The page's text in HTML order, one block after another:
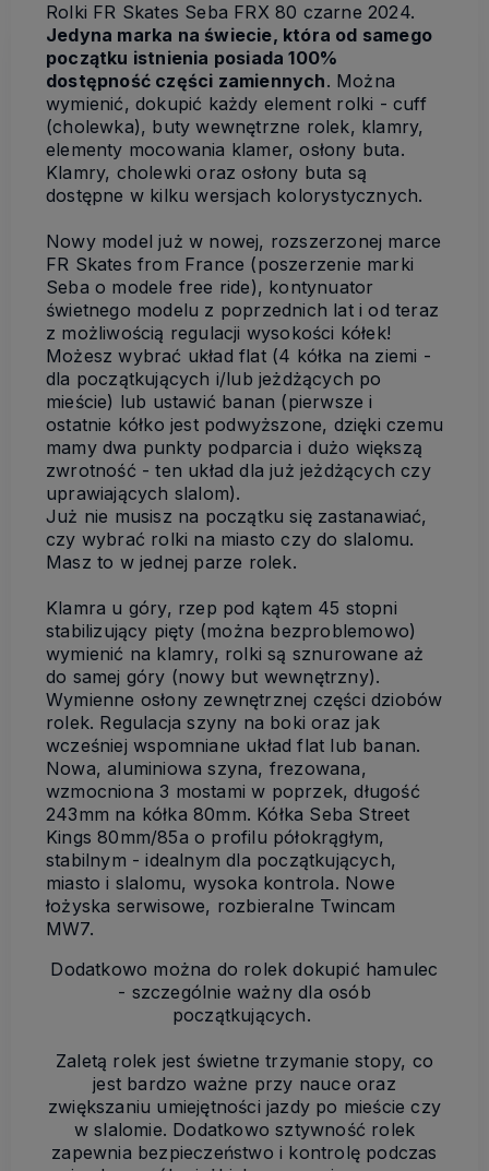
Rolki FR Skates Seba FRX 80 czarne 2024.
Jedyna marka na świecie, która od samego
początku istnienia posiada 100%
dostępność części zamiennych. Można
wymienić, dokupić każdy element rolki - cuff
(cholewka), buty wewnętrzne rolek, klamry,
elementy mocowania klamer, osłony buta.
Klamry, cholewki oraz osłony buta są
dostępne w kilku wersjach kolorystycznych.
Nowy model już w nowej, rozszerzonej marce
FR Skates from France (poszerzenie marki
Seba o modele free ride), kontynuator
świetnego modelu z poprzednich lat i od teraz
z możliwością regulacji wysokości kółek!
Możesz wybrać układ flat (4 kółka na ziemi -
dla początkujących i/lub jeżdżących po
mieście) lub ustawić banan (pierwsze i
ostatnie kółko jest podwyższone, dzięki czemu
mamy dwa punkty podparcia i dużo większą
zwrotność - ten układ dla już jeżdżących czy
uprawiających slalom).
Już nie musisz na początku się zastanawiać,
czy wybrać rolki na miasto czy do slalomu.
Masz to w jednej parze rolek.
Klamra u góry, rzep pod kątem 45 stopni
stabilizujący pięty (można bezproblemowo)
wymienić na klamry, rolki są sznurowane aż
do samej góry (nowy but wewnętrzny).
Wymienne osłony zewnętrznej części dziobów
rolek. Regulacja szyny na boki oraz jak
wcześniej wspomniane układ flat lub banan.
Nowa, aluminiowa szyna, frezowana,
wzmocniona 3 mostami w poprzek, długość
243mm na kółka 80mm. Kółka Seba Street
Kings 80mm/85a o profilu półokrągłym,
stabilnym - idealnym dla początkujących,
miasto i slalomu, wysoka kontrola. Nowe
łożyska serwisowe, rozbieralne Twincam
MW7.
Dodatkowo można do rolek dokupić hamulec
- szczególnie ważny dla osób
początkujących.
Zaletą rolek jest świetne trzymanie stopy, co
jest bardzo ważne przy nauce oraz
zwiększaniu umiejętności jazdy po mieście czy
w slalomie. Dodatkowo sztywność rolek
zapewnia bezpieczeństwo i kontrolę podczas